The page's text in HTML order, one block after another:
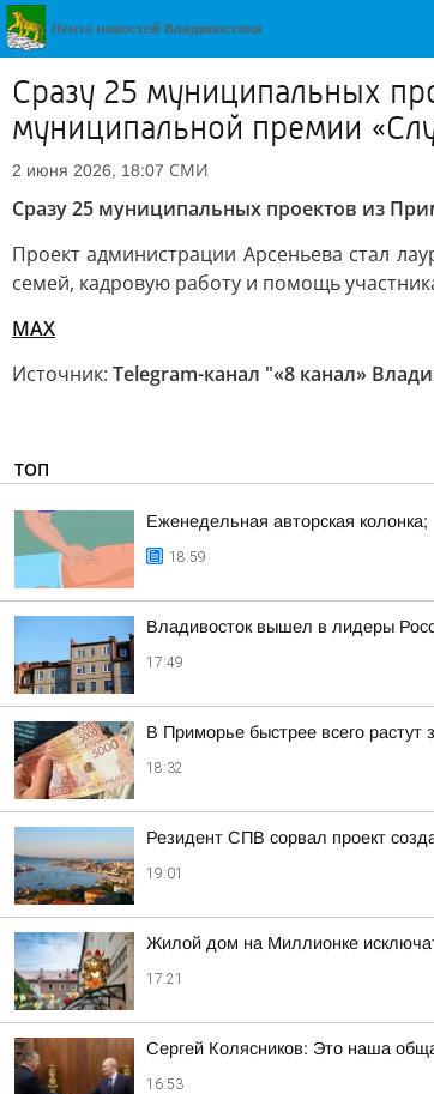
Сразу 25 муниципальных
муниципальной премии
2 июня 2026, 18:07 СМИ
Сразу 25 муниципальных проектов из
Проект администрации Арсеньева стал
семей, кадровую работу и помощь
MAX
Источник: Telegram-канал "«8 канал»
ТОП
Еженедельная авторская колонка;
18:59
Владивосток вышел в лидеры
17:49
В Приморье быстрее всего растут
18:32
Резидент СПВ сорвал проект
19:01
Жилой дом на Миллионке
17:21
Сергей Колясников: Это наша
16:53